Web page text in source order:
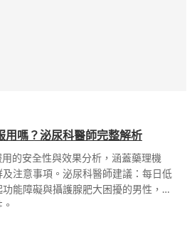
用嗎？泌尿科醫師完整解析
的安全性與效果分析，涵蓋藥理機
注意事項。泌尿科醫師建議：每日低
能障礙與攝護腺肥大困擾的男性，安